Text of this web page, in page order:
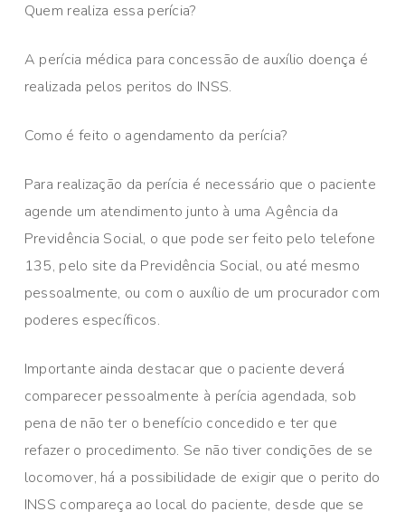
Quem realiza essa perícia?
A perícia médica para concessão de auxílio doença é
realizada pelos peritos do INSS.
Como é feito o agendamento da perícia?
Para realização da perícia é necessário que o paciente
agende um atendimento junto à uma Agência da
Previdência Social, o que pode ser feito pelo telefone
135, pelo site da Previdência Social, ou até mesmo
pessoalmente, ou com o auxílio de um procurador com
poderes específicos.
Importante ainda destacar que o paciente deverá
comparecer pessoalmente à perícia agendada, sob
pena de não ter o benefício concedido e ter que
refazer o procedimento. Se não tiver condições de se
locomover, há a possibilidade de exigir que o perito do
INSS compareça ao local do paciente, desde que se